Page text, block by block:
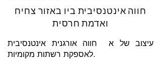
חווה אינטנסיבית ביו באזור צחיח
ואדמת חרסית
עיצוב של א חווה אורגנית אינטנסיבית
לאספקת רשתות מקומיות.